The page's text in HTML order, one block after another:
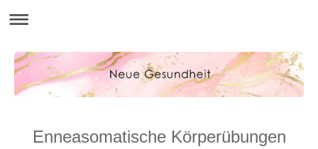
Enneasomatische Körperübungen